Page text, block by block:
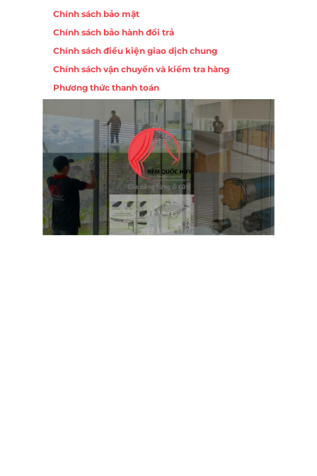
Chính sách bảo mật
Chính sách bảo hành đổi trả
Chính sách điều kiện giao dịch chung
Chính sách vận chuyển và kiểm tra hàng
Phương thức thanh toán